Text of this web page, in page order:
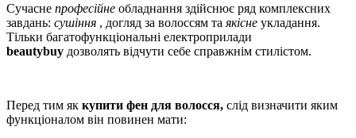
Сучасне професійне обладнання здійснює ряд комплексних
завдань: сушіння , догляд за волоссям та якісне укладання.
Тільки багатофункціональні електроприлади
beautybuy дозволять відчути себе справжнім стилістом.
Перед тим як купити фен для волосся, слід визначити яким
функціоналом він повинен мати: